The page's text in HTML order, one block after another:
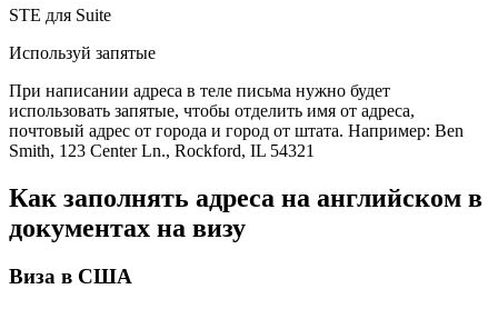
STE для Suite
Используй запятые
При написании адреса в теле письма нужно будет
использовать запятые, чтобы отделить имя от адреса,
почтовый адрес от города и город от штата. Например: Ben
Smith, 123 Center Ln., Rockford, IL 54321
Как заполнять адреса на английском в
документах на визу
Виза в США